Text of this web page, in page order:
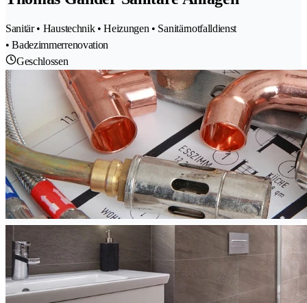
Sanitär • Haustechnik • Heizungen • Sanitärnotfalldienst
• Badezimmerrenovation
Geschlossen